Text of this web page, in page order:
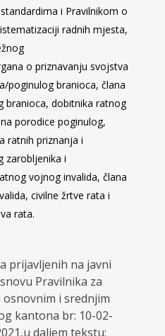
i Pravilnikom o
radnih mjesta,
o priznavanju svojstva
poginulog branioca, člana
branioca, dobitnika ratnog
porodice poginulog,
ratnih priznanja i
zarobljenika i
vojnog invalida, člana
civilne žrtve rata i
rata.
prijavljenih na javni
Pravilnika za
i srednjim
kantona br: 10-02-
daljem tekstu: